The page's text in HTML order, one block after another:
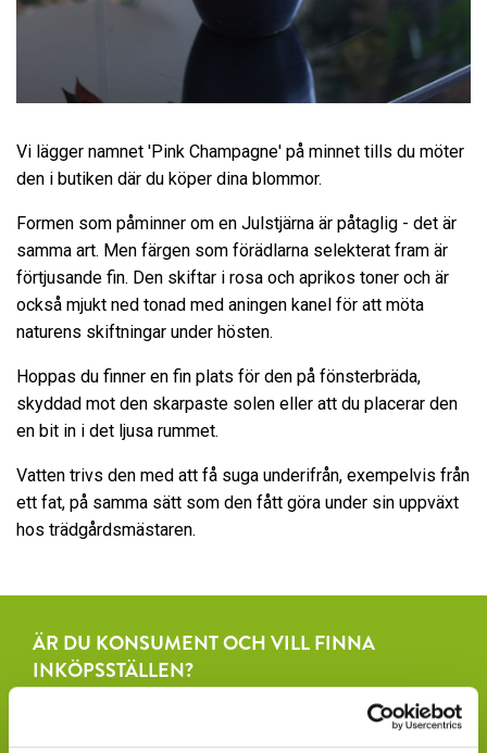
Vi lägger namnet 'Pink Champagne' på minnet tills du möter
den i butiken där du köper dina blommor.
Formen som påminner om en Julstjärna är påtaglig - det är
samma art. Men färgen som förädlarna selekterat fram är
förtjusande fin. Den skiftar i rosa och aprikos toner och är
också mjukt ned tonad med aningen kanel för att möta
naturens skiftningar under hösten.
Hoppas du finner en fin plats för den på fönsterbräda,
skyddad mot den skarpaste solen eller att du placerar den
en bit in i det ljusa rummet.
Vatten trivs den med att få suga underifrån, exempelvis från
ett fat, på samma sätt som den fått göra under sin uppväxt
hos trädgårdsmästaren.
ÄR DU KONSUMENT OCH VILL FINNA
INKÖPSSTÄLLEN?
Fråga efter produkterna lokalt, där du köper dina växter.
Våra produkter finns under säsong tillgängliga att